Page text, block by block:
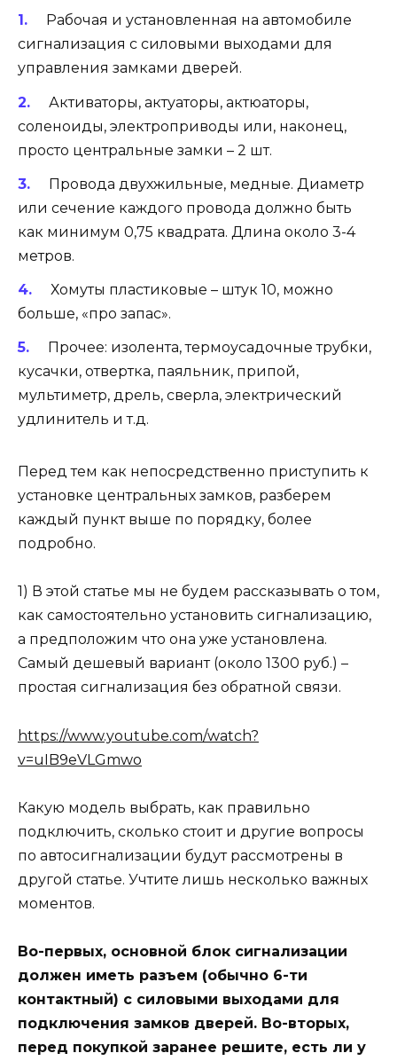
Рабочая и установленная на автомобиле
сигнализация с силовыми выходами для
управления замками дверей.
Активаторы, актуаторы, актюаторы,
соленоиды, электроприводы или, наконец,
просто центральные замки – 2 шт.
Провода двухжильные, медные. Диаметр
или сечение каждого провода должно быть
как минимум 0,75 квадрата. Длина около 3-4
метров.
Хомуты пластиковые – штук 10, можно
больше, «про запас».
Прочее: изолента, термоусадочные трубки,
кусачки, отвертка, паяльник, припой,
мультиметр, дрель, сверла, электрический
удлинитель и т.д.
Перед тем как непосредственно приступить к
установке центральных замков, разберем
каждый пункт выше по порядку, более
подробно.
1) В этой статье мы не будем рассказывать о том,
как самостоятельно установить сигнализацию,
а предположим что она уже установлена.
Самый дешевый вариант (около 1300 руб.) –
простая сигнализация без обратной связи.
https://www.youtube.com/watch?
v=uIB9eVLGmwo
Какую модель выбрать, как правильно
подключить, сколько стоит и другие вопросы
по автосигнализации будут рассмотрены в
другой статье. Учтите лишь несколько важных
моментов.
Во-первых, основной блок сигнализации
должен иметь разъем (обычно 6-ти
контактный) с силовыми выходами для
подключения замков дверей. Во-вторых,
перед покупкой заранее решите, есть ли у